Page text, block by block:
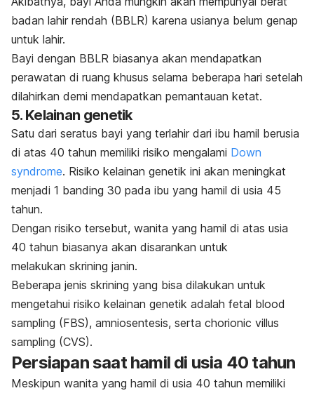
badan lahir rendah (BBLR) karena usianya belum genap
untuk lahir.
Bayi dengan BBLR biasanya akan mendapatkan
perawatan di ruang khusus selama beberapa hari setelah
dilahirkan demi mendapatkan pemantauan ketat.
5. Kelainan genetik
Satu dari seratus bayi yang terlahir dari ibu hamil berusia
di atas 40 tahun memiliki risiko mengalami Down
syndrome. Risiko kelainan genetik ini akan meningkat
menjadi 1 banding 30 pada ibu yang hamil di usia 45
tahun.
Dengan risiko tersebut, wanita yang hamil di atas usia
40 tahun biasanya akan disarankan untuk
melakukan skrining janin.
Beberapa jenis skrining yang bisa dilakukan untuk
mengetahui risiko kelainan genetik adalah fetal blood
sampling (FBS), amniosentesis, serta chorionic villus
sampling (CVS).
Persiapan saat hamil di usia 40 tahun
Meskipun wanita yang hamil di usia 40 tahun memiliki